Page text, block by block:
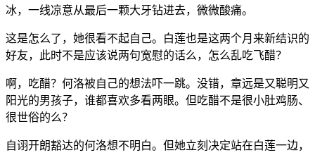
冰，一线凉意从最后一颗大牙钻进去，微微酸痛。
这是怎么了，她很看不起自己。白莲也是这两个月来新结识的
好友，此时不是应该说两句宽慰的话么，怎么乱吃飞醋？
啊，吃醋？何洛被自己的想法吓一跳。没错，章远是又聪明又
阳光的男孩子，谁都喜欢多看两眼。但吃醋不是很小肚鸡肠、
很世俗的么？
自诩开朗豁达的何洛想不明白。但她立刻决定站在白莲一边，